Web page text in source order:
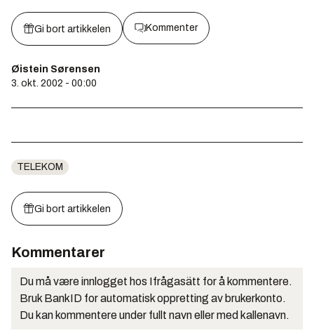
Gi bort artikkelen Kommenter
Øistein Sørensen
3. okt. 2002 - 00:00
TELEKOM
Gi bort artikkelen
Kommentarer
Du må være innlogget hos Ifrågasätt for å kommentere.
Bruk BankID for automatisk oppretting av brukerkonto.
Du kan kommentere under fullt navn eller med kallenavn.